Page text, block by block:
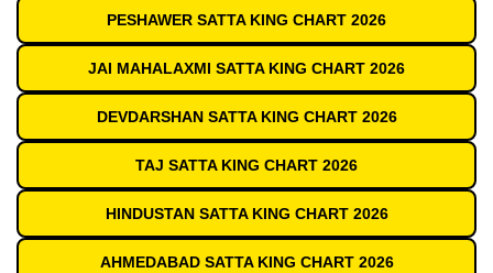
PESHAWER SATTA KING CHART 2026
JAI MAHALAXMI SATTA KING CHART 2026
DEVDARSHAN SATTA KING CHART 2026
TAJ SATTA KING CHART 2026
HINDUSTAN SATTA KING CHART 2026
AHMEDABAD SATTA KING CHART 2026